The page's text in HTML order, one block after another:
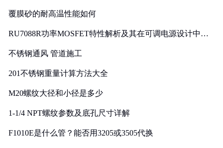
覆膜砂的耐高温性能如何
RU7088R功率MOSFET特性解析及其在可调电源设计中的
不锈钢通风 管道施工
201不锈钢重量计算方法大全
M20螺纹大径和小径是多少
1-1/4 NPT螺纹参数及底孔尺寸详解
F1010E是什么管？能否用3205或3505代换